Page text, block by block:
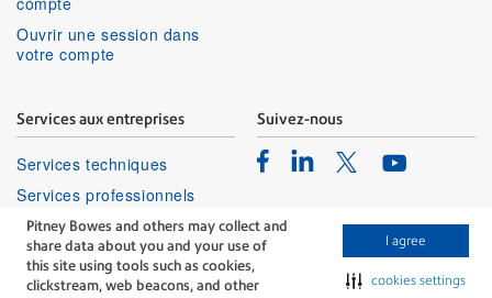
Pitney Bowes and others may collect and
share data about you and your use of
this site using tools such as cookies,
clickstream, web beacons, and other
I agree
cookies settings
Ouvrir une session dans
votre compte
Services aux entreprises
Services techniques
Services professionnels
Suivez-nous
FacebookLinkedinTwitterYoutube